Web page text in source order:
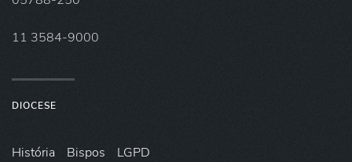
11 3584-9000
DIOCESE
História Bispos LGPD